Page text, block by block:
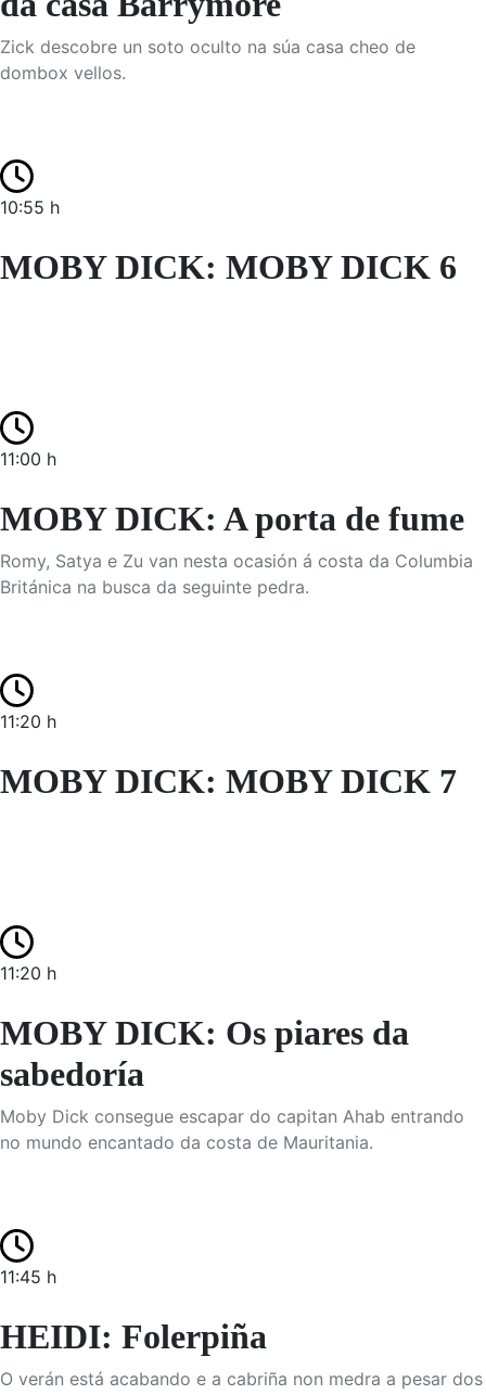
Zick descobre un soto oculto na súa casa cheo de
dombox vellos.
10:55 h
MOBY DICK: MOBY DICK 6
11:00 h
MOBY DICK: A porta de fume
Romy, Satya e Zu van nesta ocasión á costa da Columbia
Británica na busca da seguinte pedra.
11:20 h
MOBY DICK: MOBY DICK 7
11:20 h
MOBY DICK: Os piares da
sabedoría
Moby Dick consegue escapar do capitan Ahab entrando
no mundo encantado da costa de Mauritania.
11:45 h
HEIDI: Folerpiña
O verán está acabando e a cabriña non medra a pesar dos